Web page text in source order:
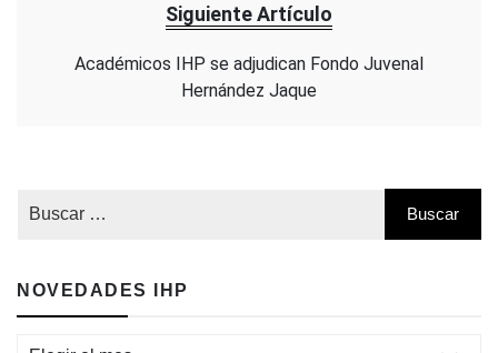
Siguiente Artículo
Académicos IHP se adjudican Fondo Juvenal
Hernández Jaque
NOVEDADES IHP
Novedades